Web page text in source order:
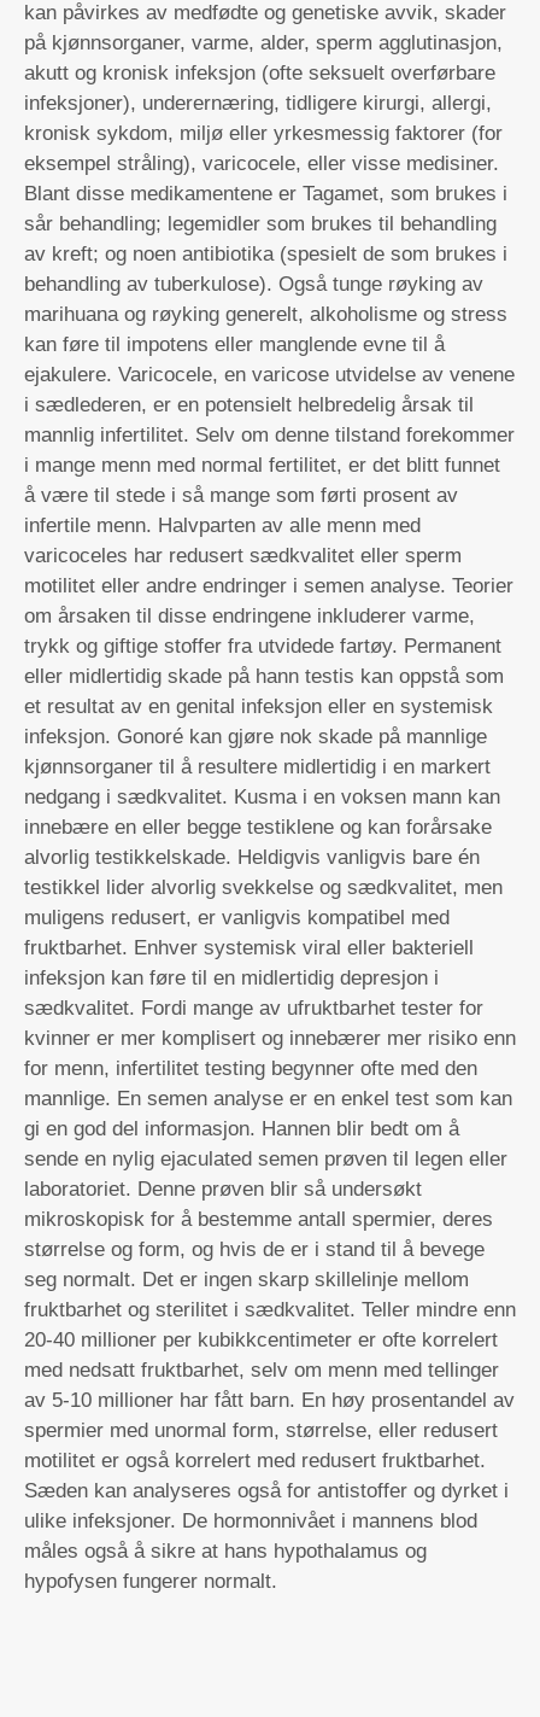
kan påvirkes av medfødte og genetiske avvik, skader
på kjønnsorganer, varme, alder, sperm agglutinasjon,
akutt og kronisk infeksjon (ofte seksuelt overførbare
infeksjoner), underernæring, tidligere kirurgi, allergi,
kronisk sykdom, miljø eller yrkesmessig faktorer (for
eksempel stråling), varicocele, eller visse medisiner.
Blant disse medikamentene er Tagamet, som brukes i
sår behandling; legemidler som brukes til behandling
av kreft; og noen antibiotika (spesielt de som brukes i
behandling av tuberkulose). Også tunge røyking av
marihuana og røyking generelt, alkoholisme og stress
kan føre til impotens eller manglende evne til å
ejakulere. Varicocele, en varicose utvidelse av venene
i sædlederen, er en potensielt helbredelig årsak til
mannlig infertilitet. Selv om denne tilstand forekommer
i mange menn med normal fertilitet, er det blitt funnet
å være til stede i så mange som førti prosent av
infertile menn. Halvparten av alle menn med
varicoceles har redusert sædkvalitet eller sperm
motilitet eller andre endringer i semen analyse. Teorier
om årsaken til disse endringene inkluderer varme,
trykk og giftige stoffer fra utvidede fartøy. Permanent
eller midlertidig skade på hann testis kan oppstå som
et resultat av en genital infeksjon eller en systemisk
infeksjon. Gonoré kan gjøre nok skade på mannlige
kjønnsorganer til å resultere midlertidig i en markert
nedgang i sædkvalitet. Kusma i en voksen mann kan
innebære en eller begge testiklene og kan forårsake
alvorlig testikkelskade. Heldigvis vanligvis bare én
testikkel lider alvorlig svekkelse og sædkvalitet, men
muligens redusert, er vanligvis kompatibel med
fruktbarhet. Enhver systemisk viral eller bakteriell
infeksjon kan føre til en midlertidig depresjon i
sædkvalitet. Fordi mange av ufruktbarhet tester for
kvinner er mer komplisert og innebærer mer risiko enn
for menn, infertilitet testing begynner ofte med den
mannlige. En semen analyse er en enkel test som kan
gi en god del informasjon. Hannen blir bedt om å
sende en nylig ejaculated semen prøven til legen eller
laboratoriet. Denne prøven blir så undersøkt
mikroskopisk for å bestemme antall spermier, deres
størrelse og form, og hvis de er i stand til å bevege
seg normalt. Det er ingen skarp skillelinje mellom
fruktbarhet og sterilitet i sædkvalitet. Teller mindre enn
20-40 millioner per kubikkcentimeter er ofte korrelert
med nedsatt fruktbarhet, selv om menn med tellinger
av 5-10 millioner har fått barn. En høy prosentandel av
spermier med unormal form, størrelse, eller redusert
motilitet er også korrelert med redusert fruktbarhet.
Sæden kan analyseres også for antistoffer og dyrket i
ulike infeksjoner. De hormonnivået i mannens blod
måles også å sikre at hans hypothalamus og
hypofysen fungerer normalt.